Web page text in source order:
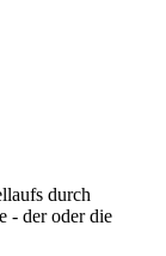
durch
- der oder die